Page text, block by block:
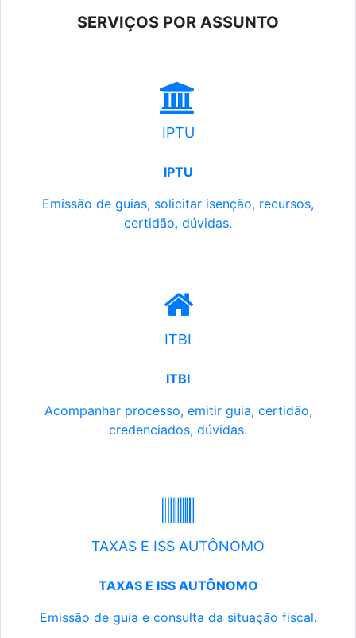
SERVIÇOS POR ASSUNTO
IPTU
IPTU
Emissão de guias, solicitar isenção, recursos,
certidão, dúvidas.
ITBI
ITBI
Acompanhar processo, emitir guia, certidão,
credenciados, dúvidas.
TAXAS E ISS AUTÔNOMO
TAXAS E ISS AUTÔNOMO
Emissão de guia e consulta da situação fiscal.